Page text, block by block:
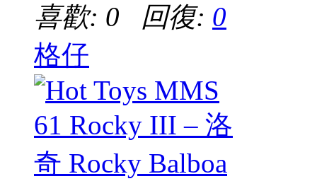
喜歡: 0 回復: 0
格仔